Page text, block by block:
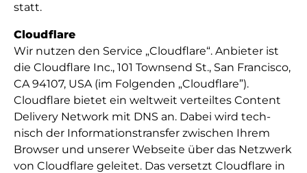
statt.
Cloudflare
Wir nut­zen den Ser­vice „Cloudflare“. An­bie­ter ist
die Cloudflare Inc., 101 Townsend St., San Francisco,
CA 94107, USA (im Folgenden „Cloudflare”).
Cloudflare bie­tet ein welt­weit ver­teil­tes Content
Delivery Network mit DNS an. Da­bei wird tech­
nisch der In­for­ma­ti­ons­trans­fer zwi­schen Ihrem
Browser und un­se­rer Web­sei­te über das Netz­werk
von Cloudflare ge­lei­tet. Das ver­setzt Cloudflare in